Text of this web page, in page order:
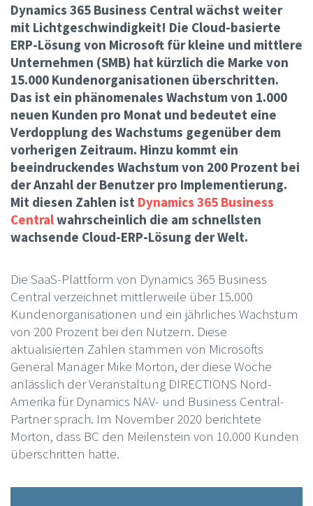
Dynamics 365 Business Central wächst weiter
mit Lichtgeschwindigkeit! Die Cloud-basierte
ERP-Lösung von Microsoft für kleine und mittlere
Unternehmen (SMB) hat kürzlich die Marke von
15.000 Kundenorganisationen überschritten.
Das ist ein phänomenales Wachstum von 1.000
neuen Kunden pro Monat und bedeutet eine
Verdopplung des Wachstums gegenüber dem
vorherigen Zeitraum. Hinzu kommt ein
beeindruckendes Wachstum von 200 Prozent bei
der Anzahl der Benutzer pro Implementierung.
Mit diesen Zahlen ist Dynamics 365 Business
Centralwahrscheinlich die am schnellsten
wachsende Cloud-ERP-Lösung der Welt.
Die SaaS-Plattform von Dynamics 365 Business
Central verzeichnet mittlerweile über 15.000
Kundenorganisationen und ein jährliches Wachstum
von 200 Prozent bei den Nutzern. Diese
aktualisierten Zahlen stammen von Microsofts
General Manager Mike Morton, der diese Woche
anlässlich der Veranstaltung DIRECTIONS Nord-
Amerika für Dynamics NAV- und Business Central-
Partner sprach. Im November 2020 berichtete
Morton, dass BC den Meilenstein von 10.000 Kunden
überschritten hatte.